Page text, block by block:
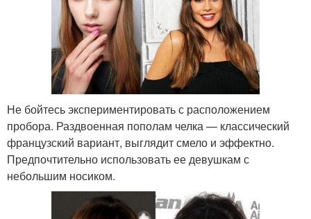
Не бойтесь экспериментировать с расположением
пробора. Раздвоенная пополам челка — классический
французский вариант, выглядит смело и эффектно.
Предпочтительно использовать ее девушкам с
небольшим носиком.